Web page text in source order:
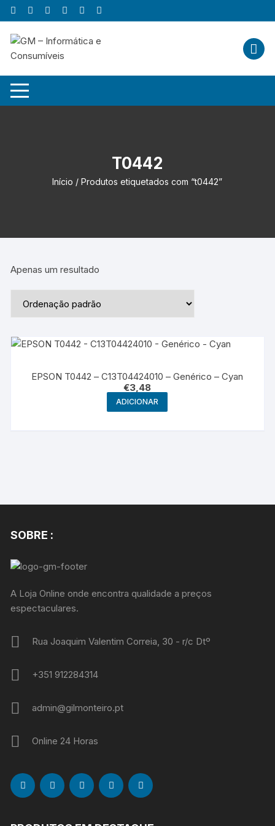
Skip
to
content
T0442
Início / Produtos etiquetados com “t0442”
Apenas um resultado
EPSON T0442 – C13T04424010 – Genérico – Cyan
€3,48
ADICIONAR
SOBRE :
A Loja Online onde encontra qualidade a preços
espectaculares.
Rua Joaquim Valentim Correia, 30 - r/c Dtº
+351 912284314
admin@gilmonteiro.pt
Online 24 Horas